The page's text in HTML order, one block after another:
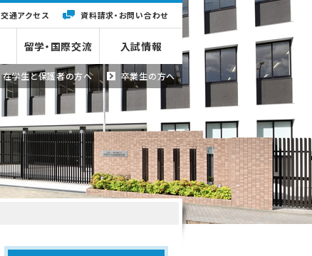
在学生と保護者の方へ 卒業生の方へ
留学・国際交流 入試情報
交通アクセス 資料請求・お問い合わせ